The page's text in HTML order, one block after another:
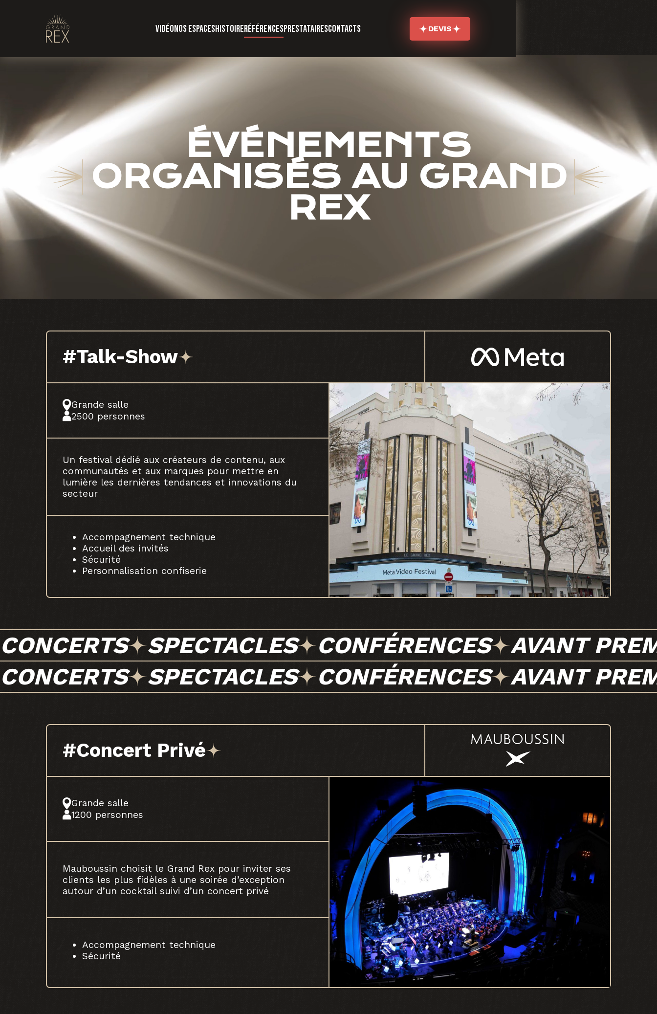
vidéonos espaceshistoireréférencesprestatairescontacts DEVIS
ÉVÉNEMENTS
ORGANISÉS AU GRAND
REX
#Talk-Show
Grande salle
2500 personnes
Un festival dédié aux créateurs de contenu, aux
communautés et aux marques pour mettre en
lumière les dernières tendances et innovations du
secteur
Accompagnement technique
Accueil des invités
Sécurité
Personnalisation confiserie
CONCERTS SPECTACLES CONFÉRENCES
AVANT
CONCERTS
SPECTACLES CONFÉRENCES AVANT
#Concert Privé
Grande salle
1200 personnes
Mauboussin choisit le Grand Rex pour inviter ses
clients les plus fidèles à une soirée d’exception
autour d’un cocktail suivi d’un concert privé
Accompagnement technique
Sécurité